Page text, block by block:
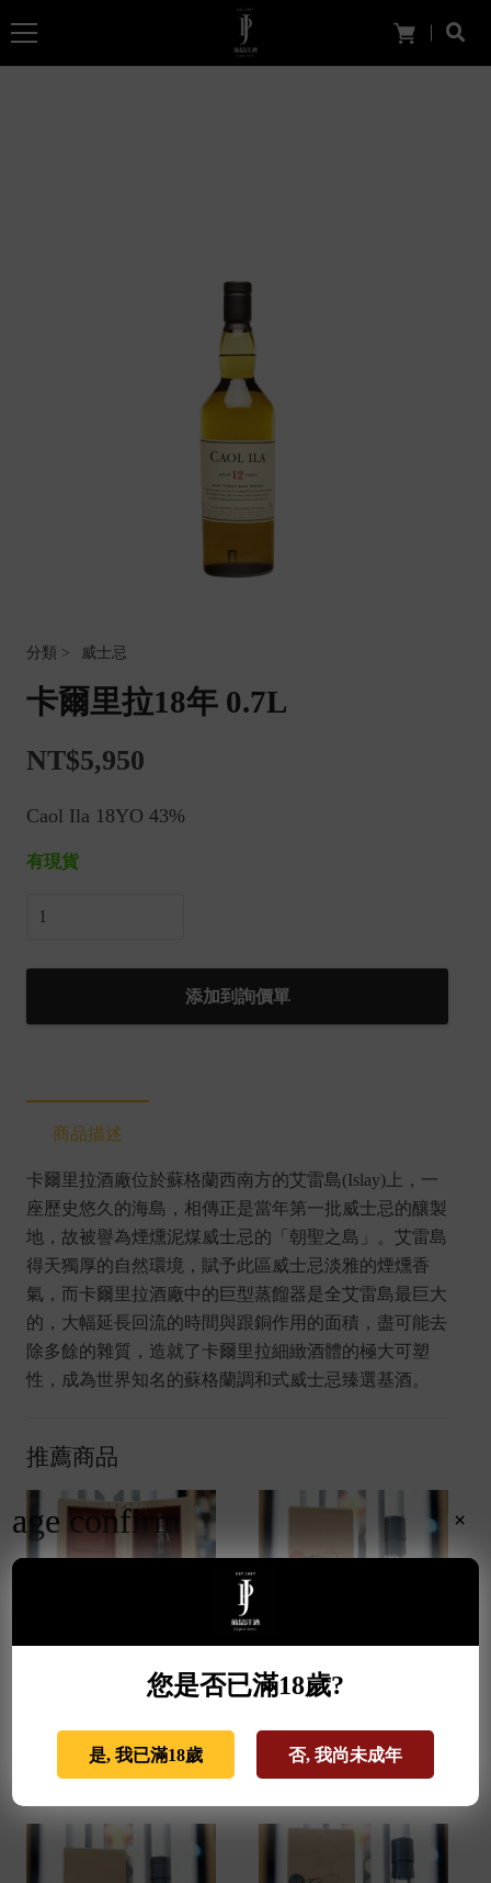
威士忌
卡爾里拉18年 0.7L
NT$5,950
Caol Ila 18YO 43%
有現貨
卡
18
數
添加到詢價單
商品描述
卡爾里拉酒廠位於蘇格蘭西南方的艾雷島(Islay)上，一
座歷史悠久的海島，相傳正是當年第一批威士忌的釀製
地，故被譽為煙燻泥煤威士忌的「朝聖之島」。艾雷島
得天獨厚的自然環境，賦予此區威士忌淡雅的煙燻香
氣，而卡爾里拉酒廠中的巨型蒸餾器是全艾雷島最巨大
的，大幅延長回流的時間與跟銅作用的面積，盡可能去
除多餘的雜質，造就了卡爾里拉細緻酒體的極大可塑
性，成為世界知名的蘇格蘭調和式威士忌臻選基酒。
推薦商品
COLLECTION 50年 0.7L
麥芽威士忌 0.7L
NT$940
age confirm
您是否已滿18歲?
是, 我已滿18歲 否, 我尚未成年
×